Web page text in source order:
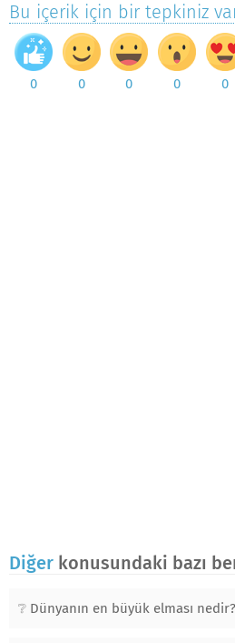
Bu içerik için bir tepkiniz
0 0 0 0 0
Diğer konusundaki bazı
Dünyanın en büyük elması nedir?